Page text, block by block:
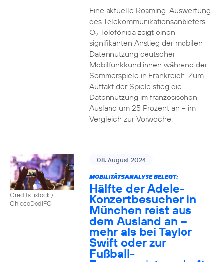
Eine aktuelle Roaming-Auswertung
des Telekommunikationsanbieters
O2Telefónica zeigt einen
signifikanten Anstieg der mobilen
Datennutzung deutscher
Mobilfunkkund:innen während der
Sommerspiele in Frankreich. Zum
Auftakt der Spiele stieg die
Datennutzung im französischen
Ausland um 25 Prozent an – im
Vergleich zur Vorwoche.
Credits: istock /
ChiccoDodiFC
08. August 2024
MOBILITÄTSANALYSE BELEGT:
Hälfte der Adele-
Konzertbesucher in
München reist aus
dem Ausland an –
mehr als bei Taylor
Swift oder zur
Fußball-